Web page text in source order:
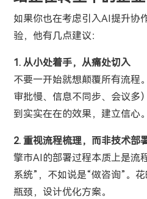
如果你也在考虑引入AI提升协
验，他有几点建议：
1. 从小处着手，从痛处切入
不要一开始就想颠覆所有流程
审批慢、信息不同步、会议多
到实实在在的效果，建立信心。
2. 重视流程梳理，而非技术部
擎市AI的部署过程本质上是流
系统”，不如说是“做咨询”。
瓶颈，设计优化方案。